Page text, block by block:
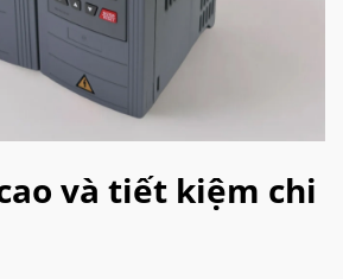
và tiết kiệm chi